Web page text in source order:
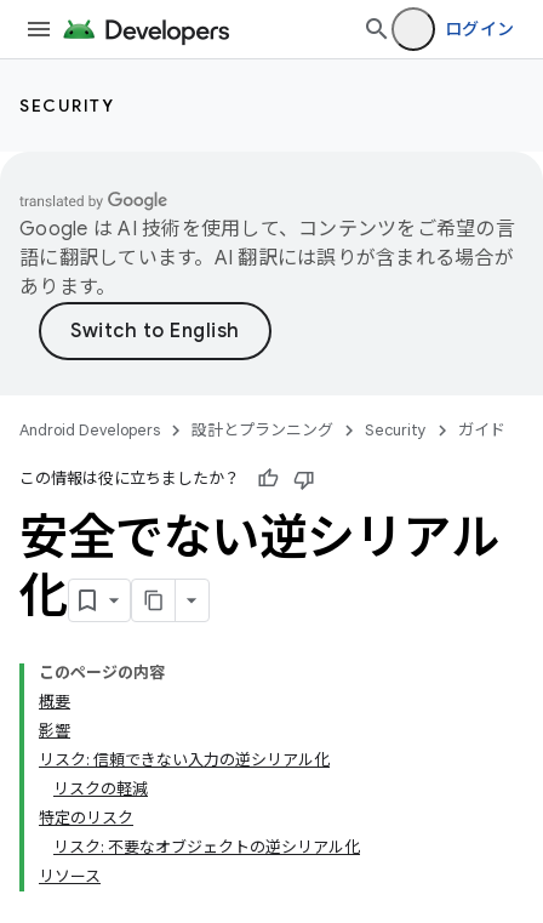
ログイン
SECURITY
Google は AI 技術を使用して、コンテンツをご希望の言
語に翻訳しています。AI 翻訳には誤りが含まれる場合が
あります。
Android Developers 設計とプランニング Security ガイド
この情報は役に立ちましたか？
安全でない逆シリアル
化
このページの内容
概要
影響
リスク: 信頼できない入力の逆シリアル化
リスクの軽減
特定のリスク
リスク: 不要なオブジェクトの逆シリアル化
リソース